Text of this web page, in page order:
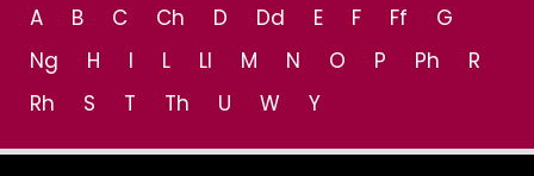
A
B C Ch D Dd E F Ff
G
Ng
H I L Ll M N O P Ph
R
Rh
S T Th U W Y